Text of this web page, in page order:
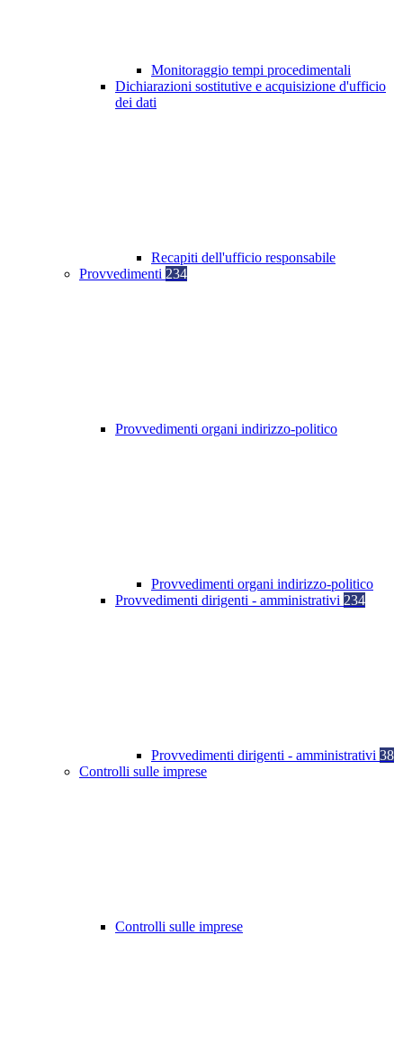
Monitoraggio tempi procedimentali
Dichiarazioni sostitutive e acquisizione d'ufficio
dei dati
Recapiti dell'ufficio responsabile
Provvedimenti 234
Provvedimenti organi indirizzo-politico
Provvedimenti organi indirizzo-politico
Provvedimenti dirigenti - amministrativi 234
Provvedimenti dirigenti - amministrativi 38
Controlli sulle imprese
Controlli sulle imprese